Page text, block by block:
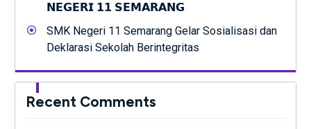
𝗡𝗘𝗚𝗘𝗥𝗜 𝟭𝟭 𝗦𝗘𝗠𝗔𝗥𝗔𝗡𝗚
SMK Negeri 11 Semarang Gelar Sosialisasi dan
Deklarasi Sekolah Berintegritas
Recent Comments